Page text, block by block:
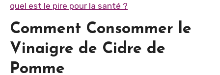
quel est le pire pour la santé ?
Comment Consommer le
Vinaigre de Cidre de
Pomme